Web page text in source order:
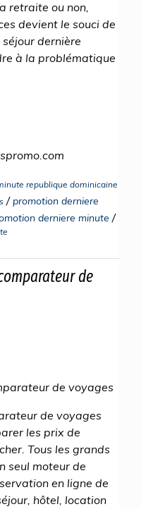
retraite ou non,
devient le souci de
dernière
à la problématique
republique dominicaine
/promotion derniere
derniere minute /
de
de voyages
de voyages
les prix de
Tous les grands
seul moteur de
en ligne de
hôtel, location